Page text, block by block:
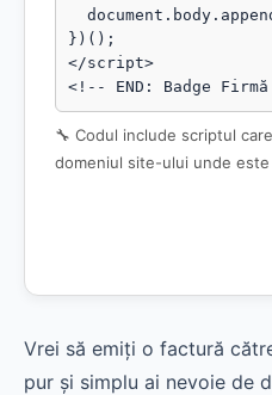
})();
</script>
<!-- END: Badge
🔧 Codul include scriptul
domeniul site-ului unde
Vrei să emiți o factură
pur și simplu ai nevoie de